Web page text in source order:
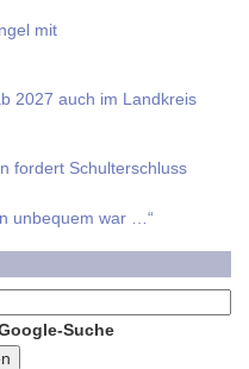
mit
2027 auch im Land­kreis
fordert Schulterschluss
unbequem war …“
Suche